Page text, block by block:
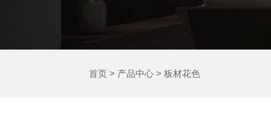
首页> 产品中心> 板材花色